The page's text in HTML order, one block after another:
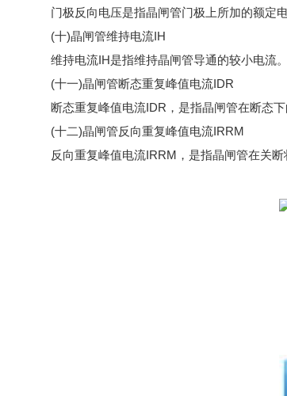
门极反向电压是指晶闸管门极上所加的额定电
(十)晶闸管维持电流IH
维持电流IH是指维持晶闸管导通的较小电流。
(十一)晶闸管断态重复峰值电流IDR
断态重复峰值电流IDR，是指晶闸管在断态下
(十二)晶闸管反向重复峰值电流IRRM
反向重复峰值电流IRRM，是指晶闸管在关断